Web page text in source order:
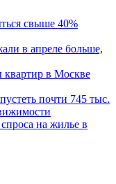
свыше 40%
в апреле больше,
квартир в Москве
почти 745 тыс.
на жилье в